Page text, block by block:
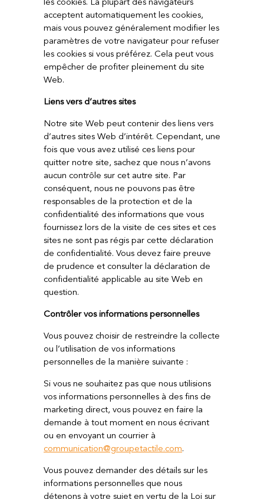
les cookies. La plupart des navigateurs
acceptent automatiquement les cookies,
mais vous pouvez généralement modifier les
paramètres de votre navigateur pour refuser
les cookies si vous préférez. Cela peut vous
empêcher de profiter pleinement du site
Web.
Liens vers d’autres sites
Notre site Web peut contenir des liens vers
d’autres sites Web d’intérêt. Cependant, une
fois que vous avez utilisé ces liens pour
quitter notre site, sachez que nous n’avons
aucun contrôle sur cet autre site. Par
conséquent, nous ne pouvons pas être
responsables de la protection et de la
confidentialité des informations que vous
fournissez lors de la visite de ces sites et ces
sites ne sont pas régis par cette déclaration
de confidentialité. Vous devez faire preuve
de prudence et consulter la déclaration de
confidentialité applicable au site Web en
question.
Contrôler vos informations personnelles
Vous pouvez choisir de restreindre la collecte
ou l’utilisation de vos informations
personnelles de la manière suivante :
Si vous ne souhaitez pas que nous utilisions
vos informations personnelles à des fins de
marketing direct, vous pouvez en faire la
demande à tout moment en nous écrivant
ou en envoyant un courrier à
communication@groupetactile.com.
Vous pouvez demander des détails sur les
informations personnelles que nous
détenons à votre sujet en vertu de la Loi sur